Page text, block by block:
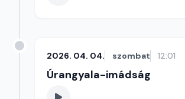
2026. 04. 04. szombat 12:01
Úrangyala-imádság